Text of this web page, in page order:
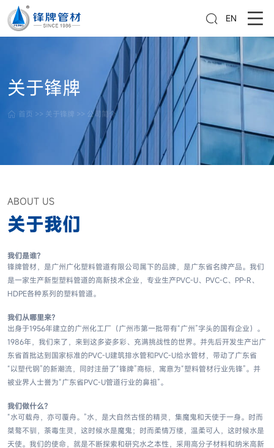
EN
关于锋牌
首页 >> 关于锋牌 >> 公司简介
ABOUT US
关于我们
我们是谁？
锋牌管材，是广州广化塑料管道有限公司属下的品牌，是广东省名牌产品。我们
是一家生产新型塑料管道的高新技术企业，专业生产PVC-U、PVC-C、 PP-R、
HDPE各种系列的塑料管道。
我们从哪里来？
出身于1956年建立的广州化工厂（广州市第一批带有“广州”字头的国有企业）。
1986年，我们来了，来到这多姿多彩、充满挑战性的世界。并先后开发生产出广
东省首批达到国家标准的PVC-U建筑排水管和PVC-U给水管材，带动了广东省
“以塑代钢”的新潮流，同时注册了“锋牌”商标，寓意为“塑料管材行业先锋”。并
被业界人士誉为“广东省PVC-U管道行业的鼻祖”。
我们做什么？
“水可载舟，亦可覆舟。”水，是大自然古怪的精灵，集魔鬼和天使于一身。时而
桀骜不驯，荼毒生灵，这时候水是魔鬼；时而柔情万缕，温柔可人，这时候水是
天使。我们的使命，就是不断探索和研究水之本性，采用高分子材料和纳米高新